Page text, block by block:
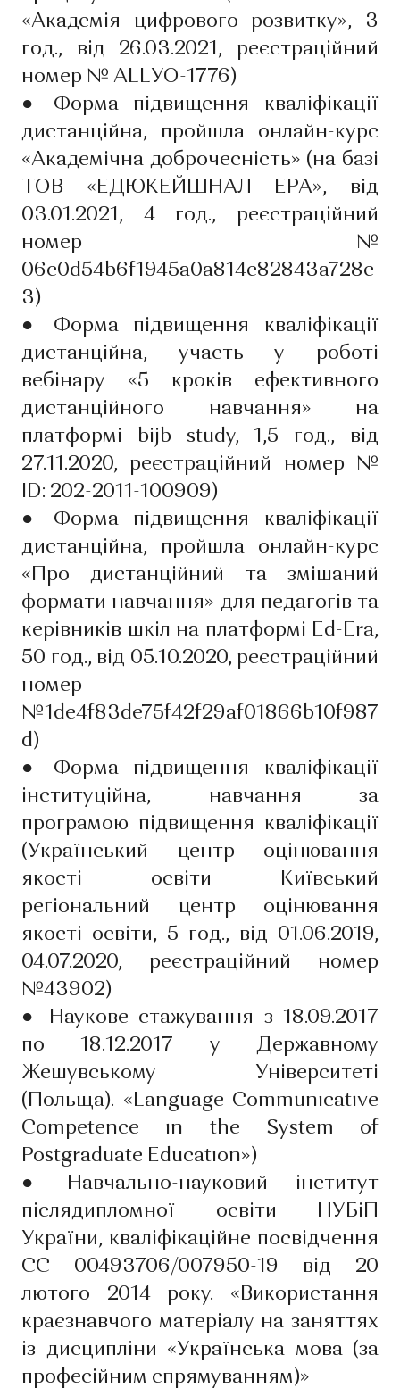
«Академія цифрового розвитку», 3
год., від 26.03.2021, реєстраційний
номер № ALLУО-1776)
● Форма підвищення кваліфікації
дистанційна, пройшла онлайн-курс
«Академічна доброчесність» (на базі
ТОВ «ЕДЮКЕЙШНАЛ ЕРА», від
03.01.2021, 4 год., реєстраційний
номер №
06c0d54b6f1945a0a814e82843a728e
3)
● Форма підвищення кваліфікації
дистанційна, участь у роботі
вебінару «5 кроків ефективного
дистанційного навчання» на
платформі bijb study, 1,5 год., від
27.11.2020, реєстраційний номер №
ID: 202-2011-100909)
● Форма підвищення кваліфікації
дистанційна, пройшла онлайн-курс
«Про дистанційний та змішаний
формати навчання» для педагогів та
керівників шкіл на платформі Ed-Era,
50 год., від 05.10.2020, реєстраційний
номер
№1de4f83de75f42f29af01866b10f987
d)
● Форма підвищення кваліфікації
інституційна, навчання за
програмою підвищення кваліфікації
(Український центр оцінювання
якості освіти Київський
регіональний центр оцінювання
якості освіти, 5 год., від 01.06.2019,
04.07.2020, реєстраційний номер
№43902)
●
Наукове стажування з 18.09.2017
по 18.12.2017 у Державному
Жешувському Університеті
(Польща). «Language Communıcatıve
Competence ın the System of
Postgraduate Educatıon»)
●
Навчально-науковий інститут
післядипломної освіти НУБіП
України, кваліфікаційне посвідчення
СС 00493706/007950-19 від 20
лютого 2014 року. «Використання
краєзнавчого матеріалу на заняттях
із дисципліни «Українська мова (за
професійним спрямуванням)»